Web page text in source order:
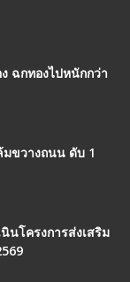
ฉกทองไปหนักกว่า
ขวางถนน ดับ 1
นโครงการส่งเสริม